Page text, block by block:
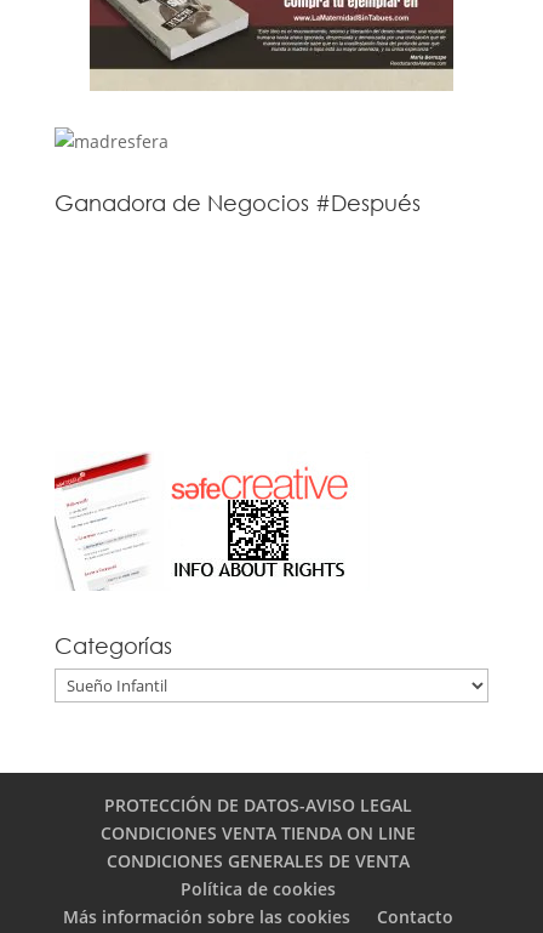
Ganadora de Negocios #Después
Categorías
Categorías
PROTECCIÓN DE DATOS-AVISO LEGAL
CONDICIONES VENTA TIENDA ON LINE
CONDICIONES GENERALES DE VENTA
Política de cookies
Más información sobre las cookies
Contacto